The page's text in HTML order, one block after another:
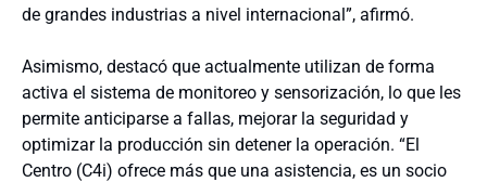
de grandes industrias a nivel internacional”, afirmó.
Asimismo, destacó que actualmente utilizan de forma
activa el sistema de monitoreo y sensorización, lo que les
permite anticiparse a fallas, mejorar la seguridad y
optimizar la producción sin detener la operación. “El
Centro (C4i) ofrece más que una asistencia, es un socio